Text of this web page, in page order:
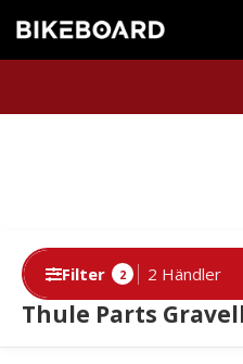
Filter 2 2 Händler
Thule Parts